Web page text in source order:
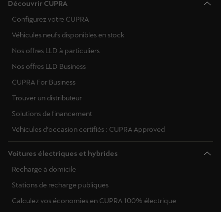
Découvrir CUPRA
Configurez votre CUPRA
Véhicules neufs disponibles en stock
Nos offres LLD à particuliers
Nos offres LLD Business
CUPRA For Business
Trouver un distributeur
Solutions de financement
Véhicules d’occasion certifiés : CUPRA Approved
Voitures électriques et hybrides
Recharge à domicile
Stations de recharge publiques
Calculez vos économies en CUPRA 100% électrique